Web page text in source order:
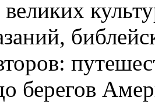
великих
берегов